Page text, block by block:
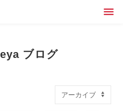
ブログ